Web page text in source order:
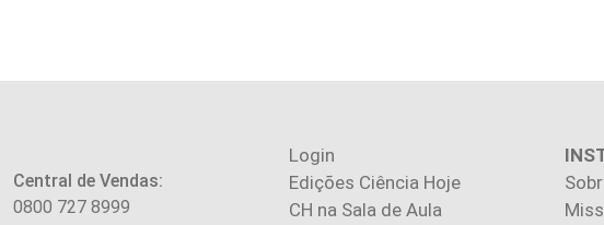
Central de Vendas:
0800 727 8999
Login
Edições Ciência Hoje
CH na Sala de Aula